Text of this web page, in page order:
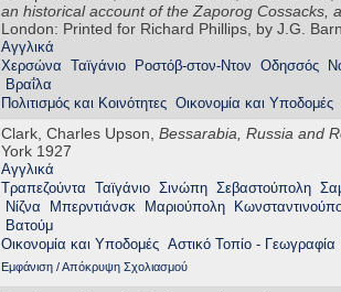
an historical account of the Zaporog Cossacks,
London: Printed for Richard Phillips, by J.G.
Αγγλικά
Χερσώνα Ταϊγάνιο Ροστόβ-στον-Ντον Οδησσός
Βραΐλα
Πολιτισμός και Κοινότητες Οικονομία και Υποδομές
Clark, Charles Upson, Bessarabia, Russia and
York 1927
Αγγλικά
Τραπεζούντα Ταϊγάνιο Σινώπη Σεβαστούπολη
Νίζνα
Μπερντιάνσκ Μαριούπολη
Βατούμ
Οικονομία και Υποδομές Αστικό Τοπίο - Γεωγραφία
Εμφάνιση / Απόκρυψη Σχολιασμού